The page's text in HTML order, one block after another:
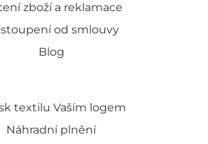
zboží a reklamace
od smlouvy
Blog
textilu Vaším logem
Náhradní plnění